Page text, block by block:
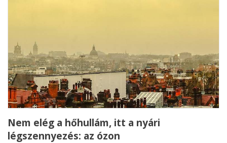
Nem elég a hőhullám, itt a nyári
légszennyezés: az ózon